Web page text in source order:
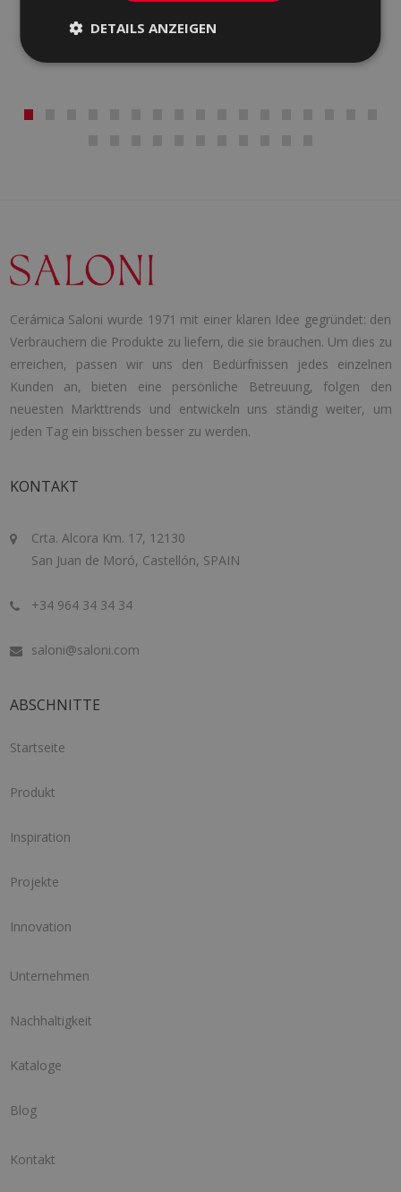
Cerámica Saloni wurde 1971 mit einer klaren Idee gegründet: den
Verbrauchern die Produkte zu liefern, die sie brauchen. Um dies zu
erreichen, passen wir uns den Bedürfnissen jedes einzelnen
Kunden an, bieten eine persönliche Betreuung, folgen den
neuesten Markttrends und entwickeln uns ständig weiter, um
jeden Tag ein bisschen besser zu werden.
KONTAKT
Crta. Alcora Km. 17, 12130
San Juan de Moró, Castellón, SPAIN
+34 964 34 34 34
saloni@saloni.com
ABSCHNITTE
Startseite
Produkt
Inspiration
Projekte
Innovation
Unternehmen
Nachhaltigkeit
Kataloge
Blog
Kontakt
DETAILS ANZEIGEN